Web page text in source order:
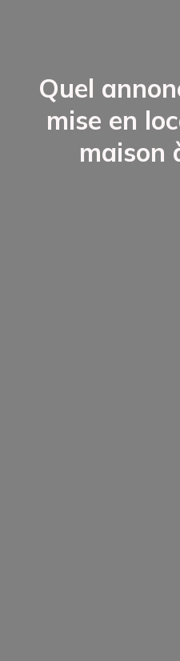
Quel
mise en
maison